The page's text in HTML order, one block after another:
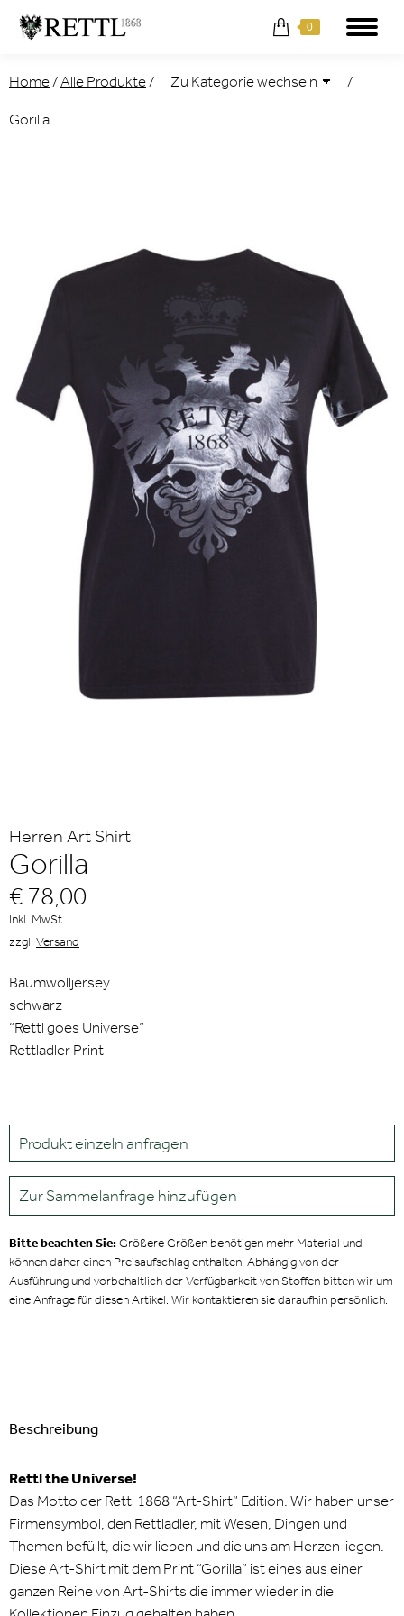
0
Home / Alle Produkte / /
Gorilla
Herren Art Shirt
Gorilla
€ 78,00
Inkl. MwSt.
zzgl. Versand
Baumwolljersey
schwarz
“Rettl goes Universe”
Rettladler Print
Produkt einzeln anfragen
Zur Sammelanfrage hinzufügen
Bitte beachten Sie:Größere Größen benötigen mehr Material und
können daher einen Preisaufschlag enthalten. Abhängig von der
Ausführung und vorbehaltlich der Verfügbarkeit von Stoffen bitten wir um
eine Anfrage für diesen Artikel. Wir kontaktieren sie daraufhin persönlich.
Beschreibung
Rettl the Universe!
Das Motto der Rettl 1868 “Art-Shirt” Edition. Wir haben unser
Firmensymbol, den Rettladler, mit Wesen, Dingen und
Themen befüllt, die wir lieben und die uns am Herzen liegen.
Diese Art-Shirt mit dem Print “Gorilla” ist eines aus einer
ganzen Reihe von Art-Shirts die immer wieder in die